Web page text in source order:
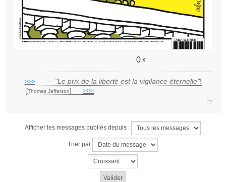
0 x
>>>___ — "Le prix de la liberté est la vigilance éternelle"!
[Thomas Jefferson] >>>
Afficher les messages publiés depuis :
Trier par